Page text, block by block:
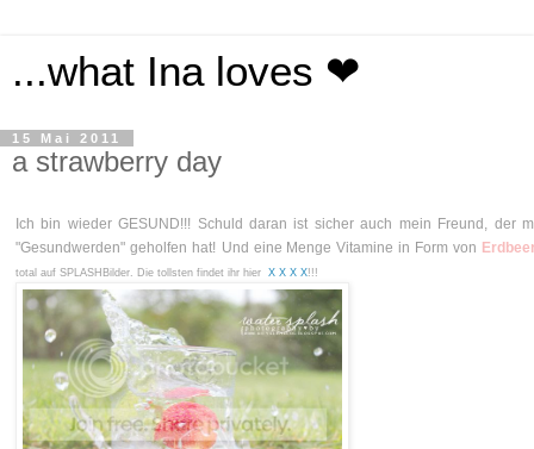
...what Ina loves ❤
15 Mai 2011
a strawberry day
Ich bin wieder GESUND!!! Schuld daran ist sicher auch mein Freund, der
"Gesundwerden" geholfen hat! Und eine Menge Vitamine in Form von
total auf SPLASHBilder. Die tollsten findet ihr hier X X X X!!!